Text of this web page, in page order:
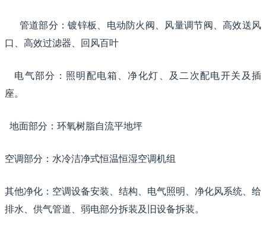
管道部分：镀锌板、电动防火阀、风量调节阀、高效送风
口、高效过滤器、回风百叶
电气部分：照明配电箱、净化灯、及二次配电开关及插
座。
地面部分：环氧树脂自流平地坪
空调部分：水冷洁净式恒温恒湿空调机组
其他净化：空调设备安装、结构、电气照明、净化风系统、给
排水、供气管道、弱电部分拆装及旧设备拆装。